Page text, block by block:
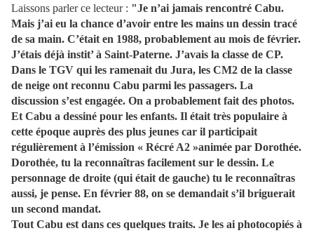
Laissons parler ce lecteur : "Je n’ai jamais rencontré Cabu.
Mais j’ai eu la chance d’avoir entre les mains un dessin tracé
de sa main. C’était en 1988, probablement au mois de février.
J’étais déjà instit’ à Saint-Paterne. J’avais la classe de CP.
Dans le TGV qui les ramenait du Jura, les CM2 de la classe
de neige ont reconnu Cabu parmi les passagers. La
discussion s’est engagée. On a probablement fait des photos.
Et Cabu a dessiné pour les enfants. Il était très populaire à
cette époque auprès des plus jeunes car il participait
régulièrement à l’émission « Récré A2 »animée par Dorothée.
Dorothée, tu la reconnaîtras facilement sur le dessin. Le
personnage de droite (qui était de gauche) tu le reconnaîtras
aussi, je pense. En février 88, on se demandait s’il briguerait
un second mandat.
Tout Cabu est dans ces quelques traits. Je les ai photocopiés à